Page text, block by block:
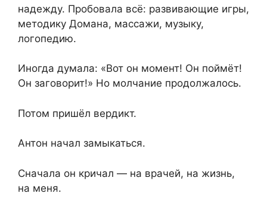
надежду. Пробовала всё: развивающие игры,
методику Домана, массажи, музыку,
логопедию.
Иногда думала: «Вот он момент! Он поймёт!
Он заговорит!» Но молчание продолжалось.
Потом пришёл вердикт.
Антон начал замыкаться.
Сначала он кричал — на врачей, на жизнь,
на меня.